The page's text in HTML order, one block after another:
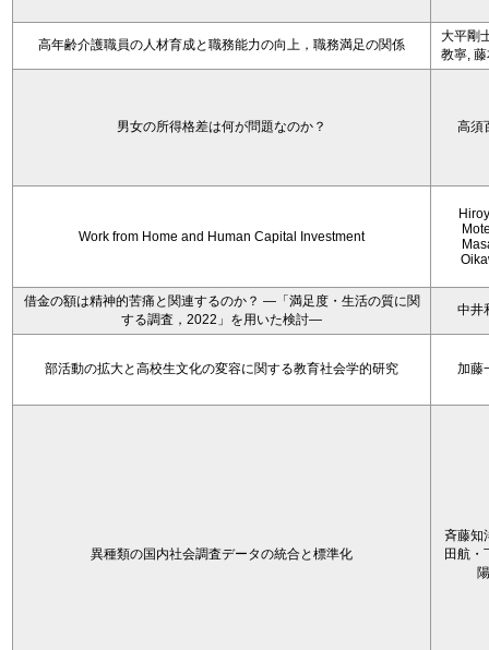
高年齢介護職員の人材育成と職務能力の向上，職務満足の関係
大平剛
教寧,
男女の所得格差は何が問題なのか？ 高須
Work from Home and Human Capital Investment
借金の額は精神的苦痛と関連するのか？ ―「満足度・生活の質に関
する調査，2022」を用いた検討―
中井
部活動の拡大と高校生文化の変容に関する教育社会学的研究 加藤
異種類の国内社会調査データの統合と標準化
斉藤知
田航・
陽